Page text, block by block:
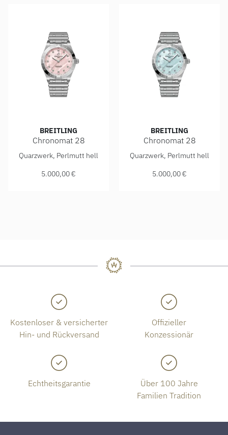
BREITLING
Chronomat 28
Breitling Chronomat 28, Ref: A72310101K1A1, Preis:
Quarzwerk, Perlmutt hell
5.000,00 €
BREITLING
Chronomat 28
Breitling Chronomat 28,
Quarzwerk, Perlmutt hell
5.000,00 €
Kostenloser & versicherter
Hin- und Rückversand
Offizieller
Konzessionär
Echtheitsgarantie
Über 100 Jahre
Familien Tradition